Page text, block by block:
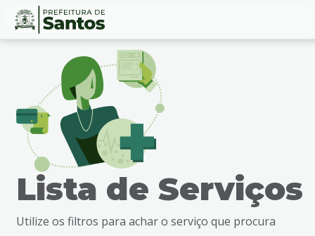
Ir
busca
Conteúdo
Lista de Serviços
Utilize os filtros para achar o serviço que procura